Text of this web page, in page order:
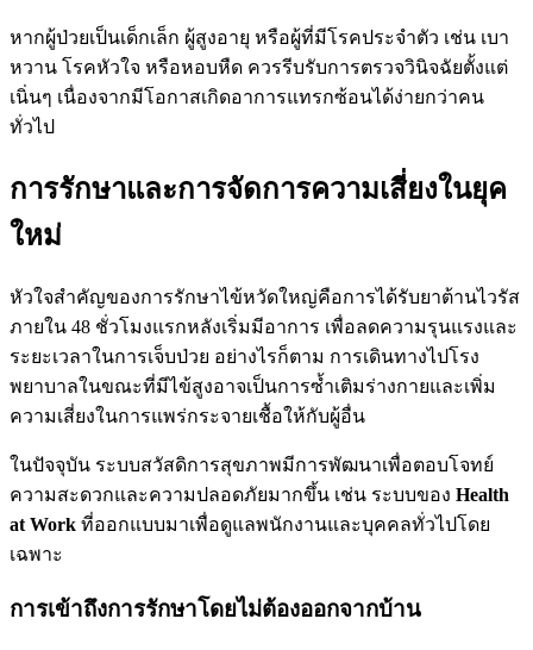
หากผู้ป่วยเป็นเด็กเล็ก ผู้สูงอายุ หรือผู้ที่มีโรคประจำตัว เช่น เบา
หวาน โรคหัวใจ หรือหอบหืด ควรรีบรับการตรวจวินิจฉัยตั้งแต่
เนิ่นๆ เนื่องจากมีโอกาสเกิดอาการแทรกซ้อนได้ง่ายกว่าคน
ทั่วไป
การรักษาและการจัดการความเสี่ยงในยุค
ใหม่
หัวใจสำคัญของการรักษาไข้หวัดใหญ่คือการได้รับยาต้านไวรัส
ภายใน 48 ชั่วโมงแรกหลังเริ่มมีอาการ เพื่อลดความรุนแรงและ
ระยะเวลาในการเจ็บป่วย อย่างไรก็ตาม การเดินทางไปโรง
พยาบาลในขณะที่มีไข้สูงอาจเป็นการซ้ำเติมร่างกายและเพิ่ม
ความเสี่ยงในการแพร่กระจายเชื้อให้กับผู้อื่น
ในปัจจุบัน ระบบสวัสดิการสุขภาพมีการพัฒนาเพื่อตอบโจทย์
ความสะดวกและความปลอดภัยมากขึ้น เช่น ระบบของ Health
at Work ที่ออกแบบมาเพื่อดูแลพนักงานและบุคคลทั่วไปโดย
เฉพาะ
การเข้าถึงการรักษาโดยไม่ต้องออกจากบ้าน